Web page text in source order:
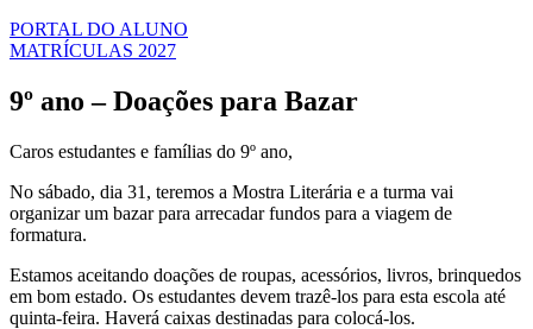
PORTAL DO ALUNO
MATRÍCULAS 2027
9º ano – Doações para Bazar
Caros estudantes e famílias do 9º ano,
No sábado, dia 31, teremos a Mostra Literária e a turma vai
organizar um bazar para arrecadar fundos para a viagem de
formatura.
Estamos aceitando doações de roupas, acessórios, livros, brinquedos
em bom estado. Os estudantes devem trazê-los para esta escola até
quinta-feira. Haverá caixas destinadas para colocá-los.